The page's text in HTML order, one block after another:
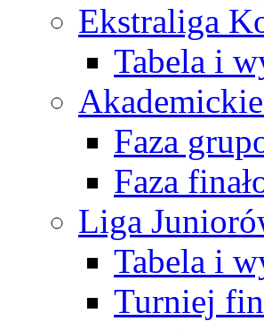
Ekstraliga
Tabela i
Faza
Faza
Liga
Tabela i
Turniej